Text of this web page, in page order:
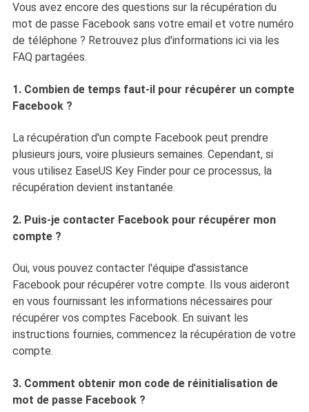
Vous avez encore des questions sur la récupération du
mot de passe Facebook sans votre email et votre numéro
de téléphone ? Retrouvez plus d'informations ici via les
FAQ partagées.
1. Combien de temps faut-il pour récupérer un compte
Facebook ?
La récupération d'un compte Facebook peut prendre
plusieurs jours, voire plusieurs semaines. Cependant, si
vous utilisez EaseUS Key Finder pour ce processus, la
récupération devient instantanée.
2. Puis-je contacter Facebook pour récupérer mon
compte ?
Oui, vous pouvez contacter l'équipe d'assistance
Facebook pour récupérer votre compte. Ils vous aideront
en vous fournissant les informations nécessaires pour
récupérer vos comptes Facebook. En suivant les
instructions fournies, commencez la récupération de votre
compte.
3. Comment obtenir mon code de réinitialisation de
mot de passe Facebook ?